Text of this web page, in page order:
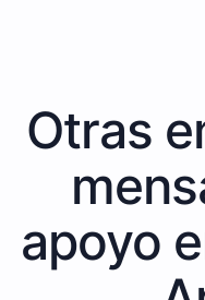
Otras
apoyo